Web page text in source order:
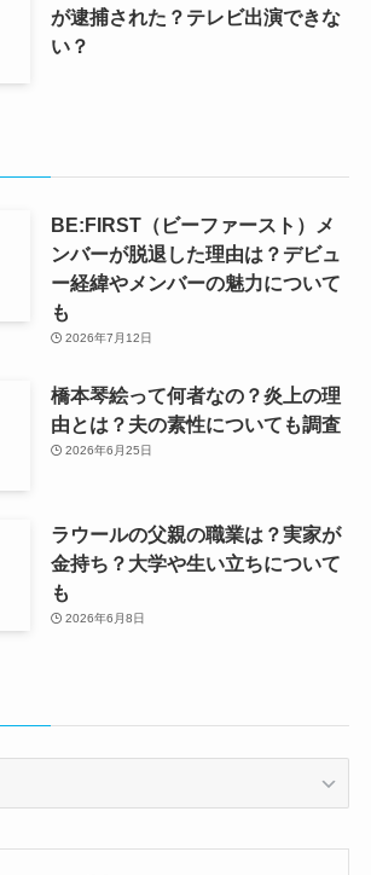
が逮捕された？テレビ出演できな
い？
BE:FIRST（ビーファースト）メ
ンバーが脱退した理由は？デビュ
ー経緯やメンバーの魅力について
も
2026年7月12日
橋本琴絵って何者なの？炎上の理
由とは？夫の素性についても調査
2026年6月25日
ラウールの父親の職業は？実家が
金持ち？大学や生い立ちについて
も
2026年6月8日